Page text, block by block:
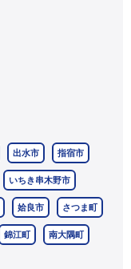
出水市 指宿市
いちき串木野市
姶良市 さつま町
錦江町 南大隅町